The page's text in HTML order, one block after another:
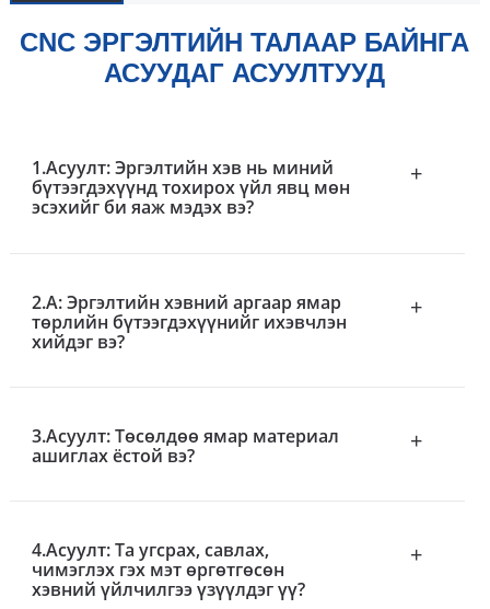
CNC ЭРГЭЛТИЙН ТАЛААР БАЙНГА
АСУУДАГ АСУУЛТУУД
1.Асуулт: Эргэлтийн хэв нь миний
бүтээгдэхүүнд тохирох үйл явц мөн
эсэхийг би яаж мэдэх вэ?
+
2.А: Эргэлтийн хэвний аргаар ямар
төрлийн бүтээгдэхүүнийг ихэвчлэн
хийдэг вэ?
+
3.Асуулт: Төсөлдөө ямар материал
ашиглах ёстой вэ?
+
4.Асуулт: Та угсрах, савлах,
чимэглэх гэх мэт өргөтгөсөн
хэвний үйлчилгээ үзүүлдэг үү?
+